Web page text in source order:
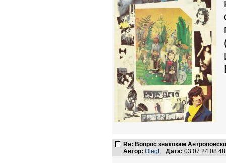
Re: Вопрос знатокам
Автор: OlegL Дата: 03.07.24